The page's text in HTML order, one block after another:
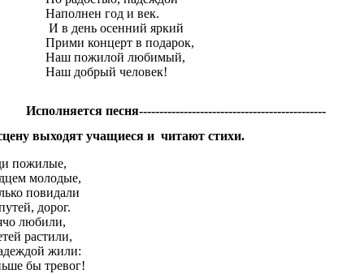
Наполнен год и век.
И в день осенний яркий
Прими концерт в подарок,
Наш пожилой любимый,
Наш добрый человек!
Исполняется песня----------------------------------------------
выходят учащиеся и читают стихи.
пожилые,
молодые,
повидали
дорог.
любили,
растили,
жили:
бы тревог!